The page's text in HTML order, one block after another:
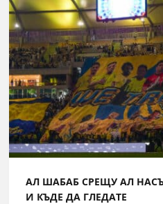
АЛ ШАБАБ СРЕЩУ АЛ
И КЪДЕ ДА ГЛЕДАТЕ